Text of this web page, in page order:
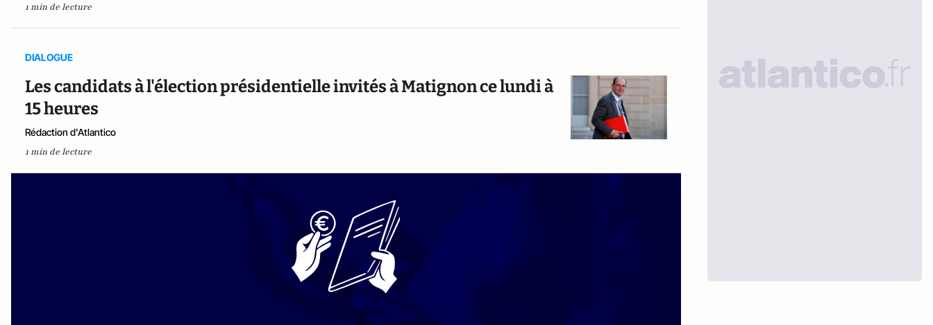
1 min de lecture
DIALOGUE
Les candidats à l'élection présidentielle invités à Matignon ce lundi à
15 heures
Rédaction d'Atlantico
1 min de lecture